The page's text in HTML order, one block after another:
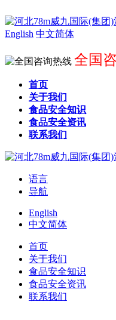
English 中文简体
全国
首页
关于我们
食品安全知识
食品安全资讯
联系我们
语言
导航
English
中文简体
首页
关于我们
食品安全知识
食品安全资讯
联系我们